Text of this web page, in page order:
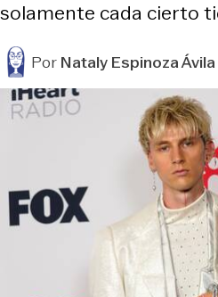
solamente cada cierto
PorNataly Espinoza Ávila